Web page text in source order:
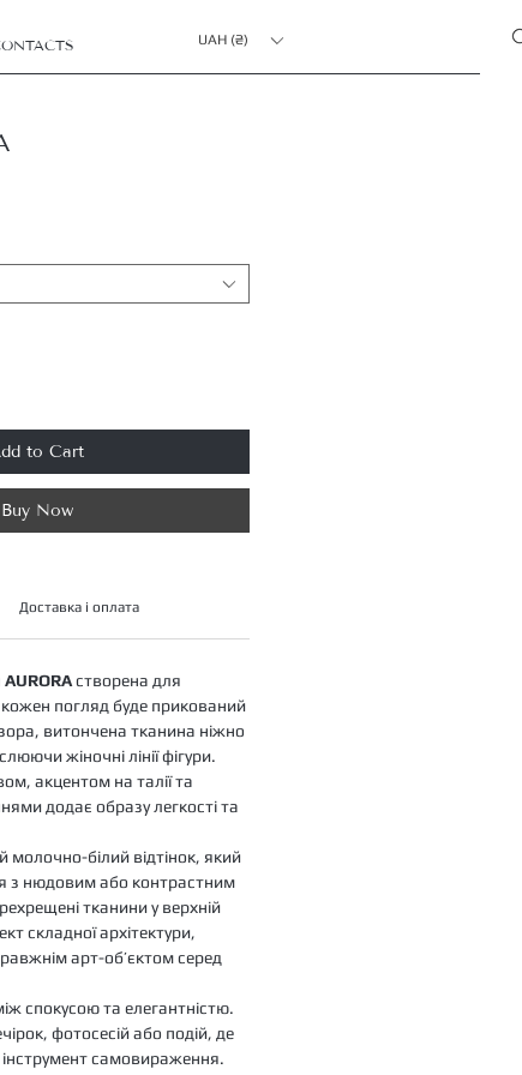
UAH (₴)
to Cart
Buy Now
Доставка і оплата
AURORAстворена для
погляд буде прикований
витончена тканина ніжно
жіночні лінії фігури.
акцентом на талії та
додає образу легкості та
молочно-білий відтінок, який
з нюдовим або контрастним
тканини у верхній
складної архітектури,
арт-об’єктом серед
спокусою та елегантністю.
фотосесій або подій, де
самовираження.